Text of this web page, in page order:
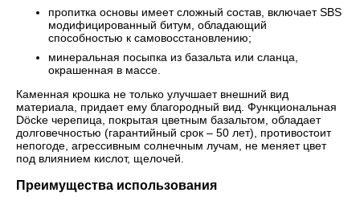
пропитка основы имеет сложный состав, включает SBS
модифицированный битум, обладающий
способностью к самовосстановлению;
минеральная посыпка из базальта или сланца,
окрашенная в массе.
Каменная крошка не только улучшает внешний вид
материала, придает ему благородный вид. Функциональная
Döcke черепица, покрытая цветным базальтом, обладает
долговечностью (гарантийный срок – 50 лет), противостоит
непогоде, агрессивным солнечным лучам, не меняет цвет
под влиянием кислот, щелочей.
Преимущества использования